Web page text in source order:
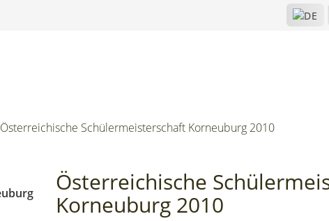
Österreichische Schülermeisterschaft Korneuburg 2010
Österreichische
Korneuburg 2010